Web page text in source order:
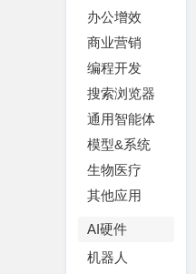
办公增效
商业营销
编程开发
搜索浏览器
通用智能体
模型&系统
生物医疗
其他应用
AI硬件
机器人